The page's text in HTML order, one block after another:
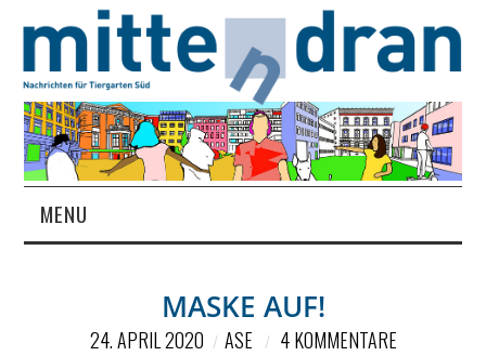
MENU
MASKE AUF!
24. APRIL 2020 ASE 4 KOMMENTARE